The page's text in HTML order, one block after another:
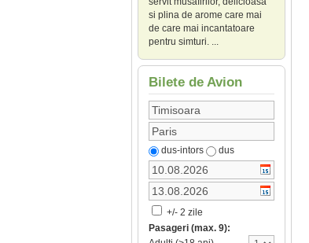
si plina de arome care mai
de care mai incantatoare
pentru simturi. ...
Bilete de Avion
dus-intors dus
+/- 2 zile
Pasageri (max. 9):